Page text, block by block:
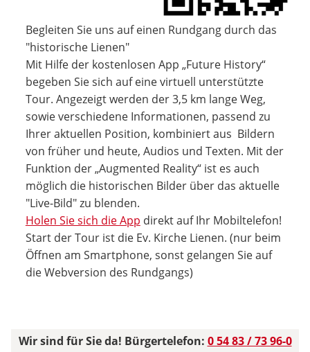
Begleiten Sie uns auf einen Rundgang durch das
"historische Lienen"
Mit Hilfe der kostenlosen App „Future History“
begeben Sie sich auf eine virtuell unterstützte
Tour. Angezeigt werden der 3,5 km lange Weg,
sowie verschiedene Informationen, passend zu
Ihrer aktuellen Position, kombiniert aus Bildern
von früher und heute, Audios und Texten. Mit der
Funktion der „Augmented Reality“ ist es auch
möglich die historischen Bilder über das aktuelle
"Live-Bild" zu blenden.
Holen Sie sich die App direkt auf Ihr Mobiltelefon!
Start der Tour ist die Ev. Kirche Lienen. (nur beim
Öffnen am Smartphone, sonst gelangen Sie auf
die Webversion des Rundgangs)
Wir sind für Sie da! Bürgertelefon: 0 54 83 / 73 96-0